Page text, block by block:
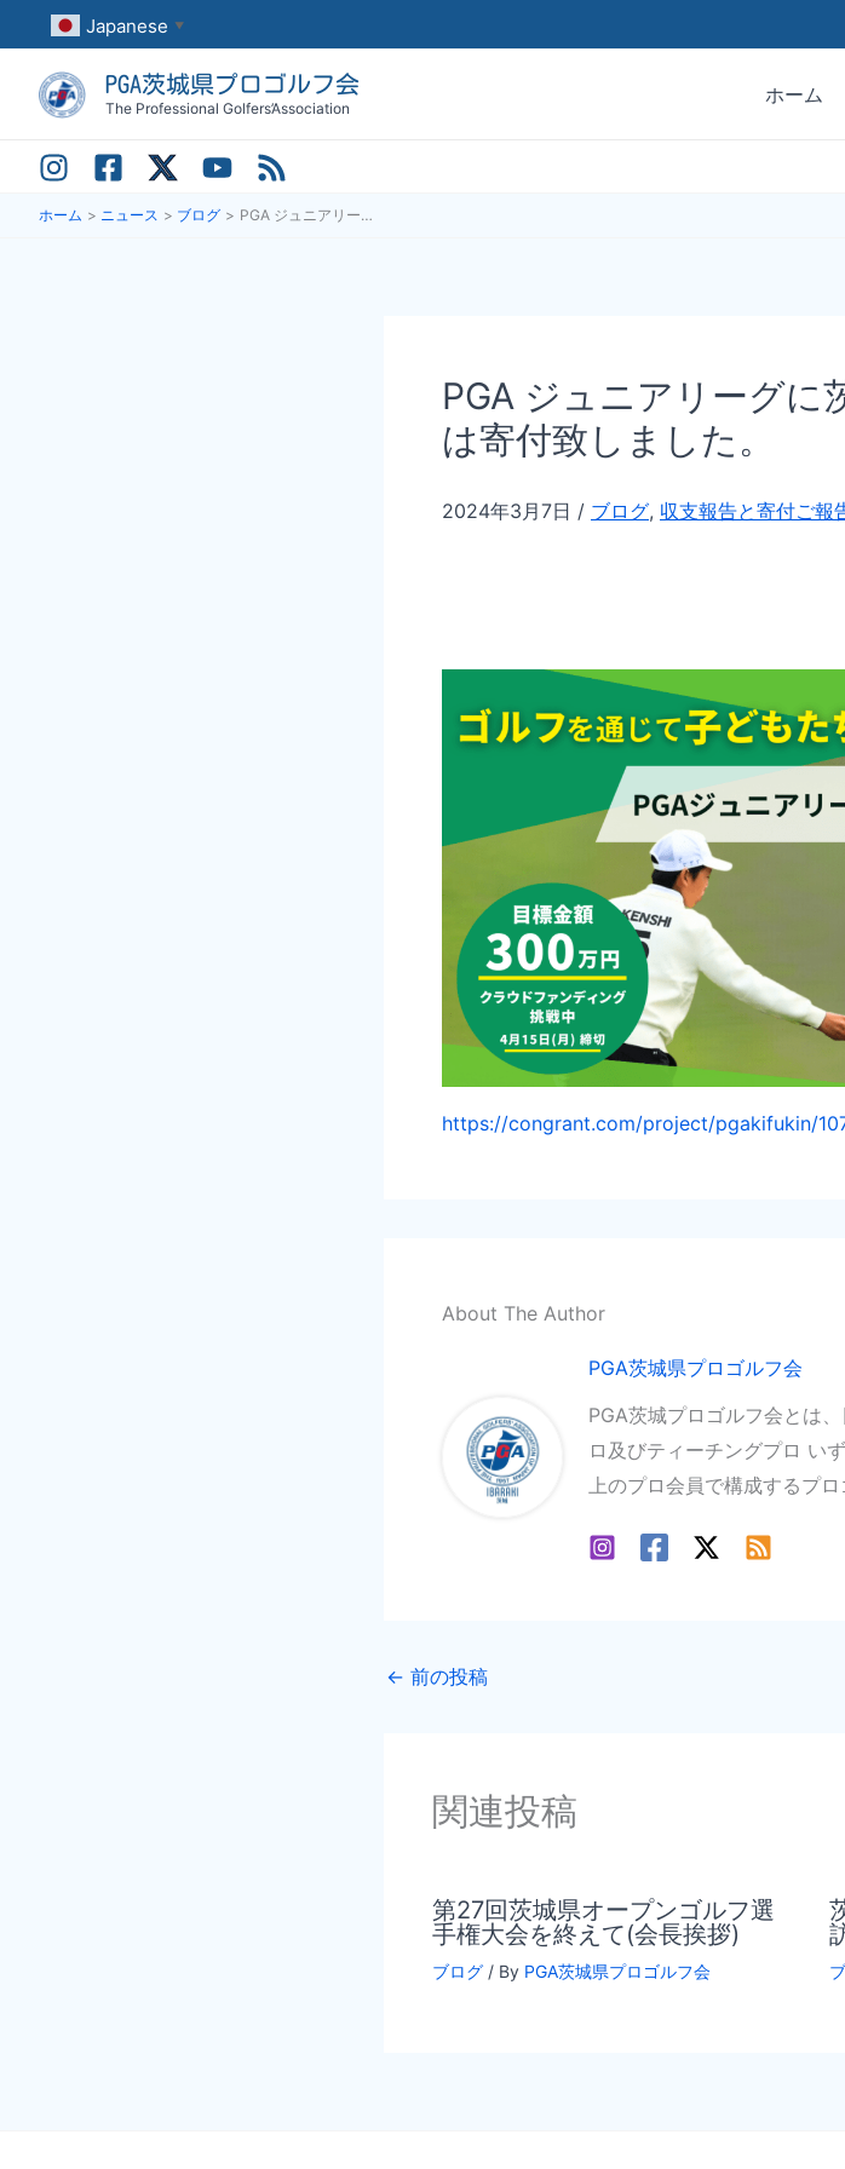
容
Japanese ▼
PGA茨城県プロゴルフ会
The Professional Golfers’Association
ホーム
ホーム ニュース ブログ PGA ジュニアリーグに茨城県プロゴルフ会は寄付致しました。
PGA ジュニアリーグに
は寄付致しました。
2024年3月7日 / ブログ, 収支報告と寄付ご報
https://congrant.com/project/pgakifukin/
About The Author
PGA茨城県プロゴルフ会
PGA茨城プロゴルフ会とは
ロ及びティーチングプロ い
上のプロ会員で構成するプロ
← 前の投稿
関連投稿
第27回茨城県オープンゴルフ選
手権大会を終えて(会長挨拶)
ブログ / By PGA茨城県プロゴルフ会